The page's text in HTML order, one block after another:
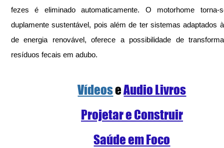
fezes é eliminado automaticamente. O motorhome torna-
duplamente sustentável, pois além de ter sistemas adaptados
de energia renovável, oferece a possibilidade de
resíduos fecais em adubo.
Vídeose Audio Livros
Projetar e Construir
Saúde em Foco